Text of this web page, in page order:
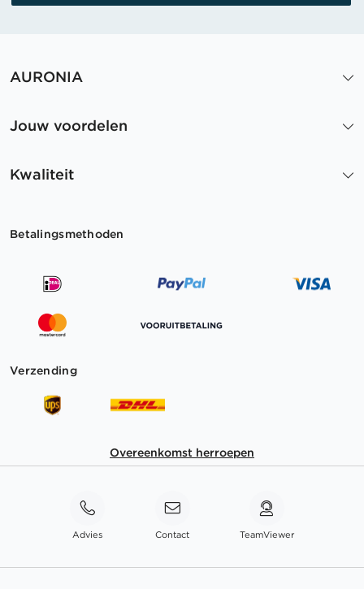
AURONIA
Jouw voordelen
Kwaliteit
Betalingsmethoden
Verzending
Overeenkomst herroepen
Advies Contact TeamViewer